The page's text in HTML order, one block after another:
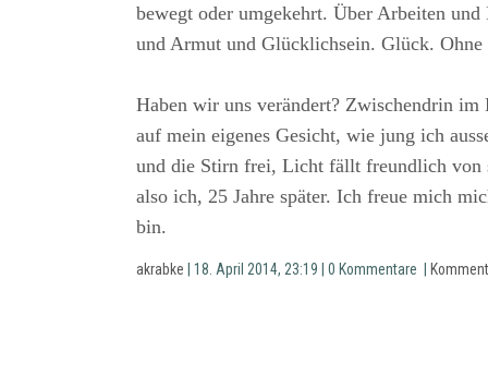
bewegt oder umgekehrt. Über Arbeiten
und Armut und Glücklichsein. Glück. Ohne
Haben wir uns verändert? Zwischendrin
auf mein eigenes Gesicht, wie jung ich
und die Stirn frei, Licht fällt freundlich von
also ich, 25 Jahre später. Ich freue mich
bin.
akrabke | 18. April 2014, 23:19 | 0 Kommentare |